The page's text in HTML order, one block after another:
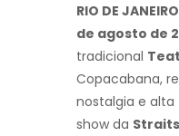
RIO DE
de agosto de
tradicional
Copacabana,
nostalgia e
show da